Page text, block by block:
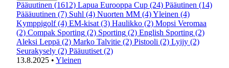
Pääuutinen (1612) Lapua Eurooppa Cup (24) Pääutinen (14)
Päääuutinen (7) Suhl (4) Nuorten MM (4)Yleinen (4)
Kymppigolf (4) EM-kisat (3) Haulikko (2) Mopsi Veromaa
(2) Compak Sporting (2) Sporting (2) English Sporting (2)
Aleksi Leppä (2) Marko Talvitie (2) Pistooli (2) Lyijy (2)
Seurakysely (2) Pääuutiset (2)
13.8.2025 • Yleinen